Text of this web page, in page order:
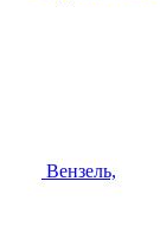
Вензель,